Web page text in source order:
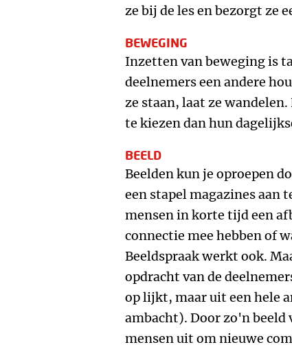
ze bij de les en bezorgt ze
BEWEGING
Inzetten van beweging is
deelnemers een andere
ze staan, laat ze
te kiezen dan hun
BEELD
Beelden kun je oproepen
een stapel magazines aan
mensen in korte tijd een
connectie mee hebben of
Beeldspraak werkt ook.
opdracht van de
op lijkt, maar uit een hele
ambacht). Door zo'n beeld
mensen uit om nieuwe